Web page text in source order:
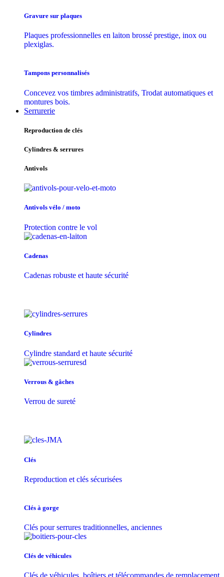
Gravure sur plaques
Plaques professionnelles en laiton brossé prestige, inox ou
plexiglas.
Tampons personnalisés
Concevez vos timbres administratifs, Trodat automatiques et
montures bois.
Serrurerie
Reproduction de clés
Cylindres & serrures
Antivols
Antivols vélo / moto
Protection contre le vol
Cadenas
Cadenas robuste et haute sécurité
Cylindres
Cylindre standard et haute sécurité
Verrous & gâches
Verrou de sureté
Clés
Reproduction et clés sécurisées
Clés à gorge
Clés pour serrures traditionnelles, anciennes
Clés de véhicules